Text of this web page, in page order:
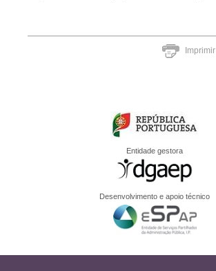
Imprimir
Entidade gestora
Desenvolvimento e apoio técnico